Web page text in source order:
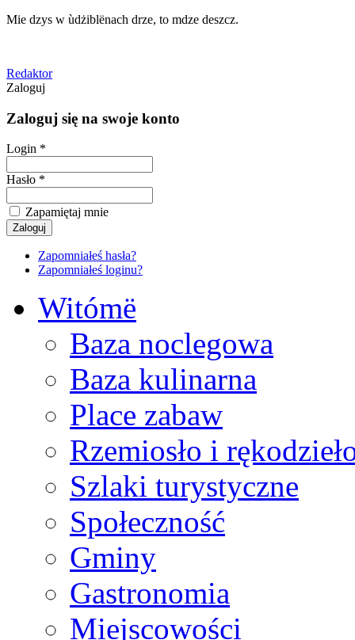
Mie dzys w ùdżiblënach drze, to mdze deszcz.
Redaktor
Zaloguj
Zaloguj się na swoje konto
Login *
Hasło *
Zapamiętaj mnie
Zapomniałeś hasła?
Zapomniałeś loginu?
Witómë
Baza noclegowa
Baza kulinarna
Place zabaw
Rzemiosło i
Szlaki turystyczne
Społeczność
Gminy
Gastronomia
Miejscowości